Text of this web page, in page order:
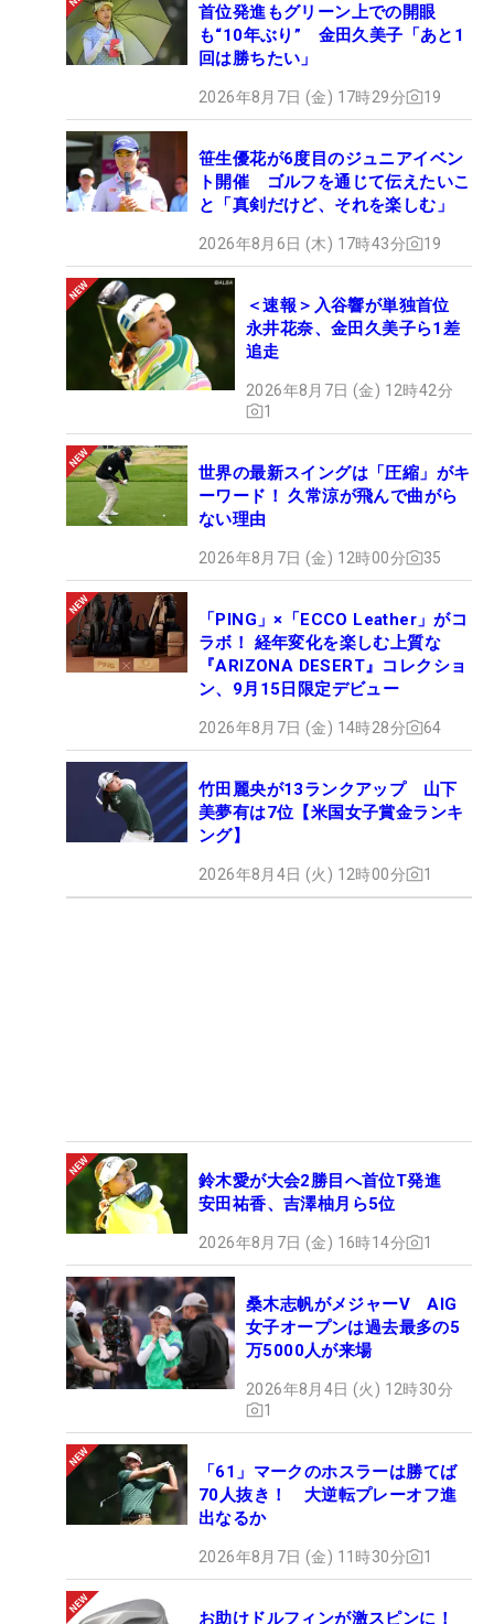
首位発進もグリーン上での開眼
も“10年ぶり” 金田久美子「あと1
回は勝ちたい」
2026年8月7日 (金) 17時29分 19
笹生優花が6度目のジュニアイベン
ト開催 ゴルフを通じて伝えたいこ
と「真剣だけど、それを楽しむ」
2026年8月6日 (木) 17時43分 19
＜速報＞入谷響が単独首位
永井花奈、金田久美子ら1差
追走
2026年8月7日 (金) 12時42分
1
世界の最新スイングは「圧縮」がキ
ーワード！ 久常涼が飛んで曲がら
ない理由
2026年8月7日 (金) 12時00分 35
「PING」×「ECCO Leather」がコ
ラボ！ 経年変化を楽しむ上質な
『ARIZONA DESERT』コレクショ
ン、9月15日限定デビュー
2026年8月7日 (金) 14時28分 64
竹田麗央が13ランクアップ 山下
美夢有は7位【米国女子賞金ランキ
ング】
2026年8月4日 (火) 12時00分 1
鈴木愛が大会2勝目へ首位T発進
安田祐香、吉澤柚月ら5位
2026年8月7日 (金) 16時14分 1
桑木志帆がメジャーV AIG
女子オープンは過去最多の5
万5000人が来場
2026年8月4日 (火) 12時30分
1
「61」マークのホスラーは勝てば
70人抜き！ 大逆転プレーオフ進
出なるか
2026年8月7日 (金) 11時30分 1
お助けドルフィンが激スピンに！